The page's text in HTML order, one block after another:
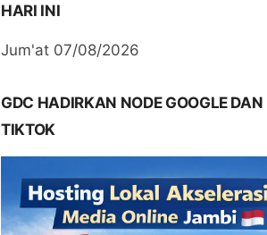
HARI INI
Jum'at 07/08/2026
GDC HADIRKAN NODE GOOGLE DAN
TIKTOK